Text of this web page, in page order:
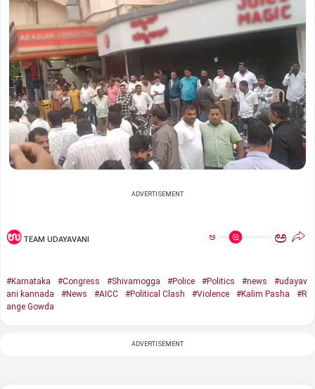
ADVERTISEMENT
TEAM UDAYAVANI ಅ ಅ
#Karnataka #Congress #Shivamogga #Police #Politics #news
#udayav
ani kannada
#News #AICC #Political Clash #Violence #Kalim Pasha
#R
ange Gowda
ADVERTISEMENT